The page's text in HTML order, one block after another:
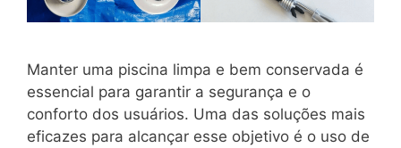
Manter uma piscina limpa e bem conservada é
essencial para garantir a segurança e o
conforto dos usuários. Uma das soluções mais
eficazes para alcançar esse objetivo é o uso de